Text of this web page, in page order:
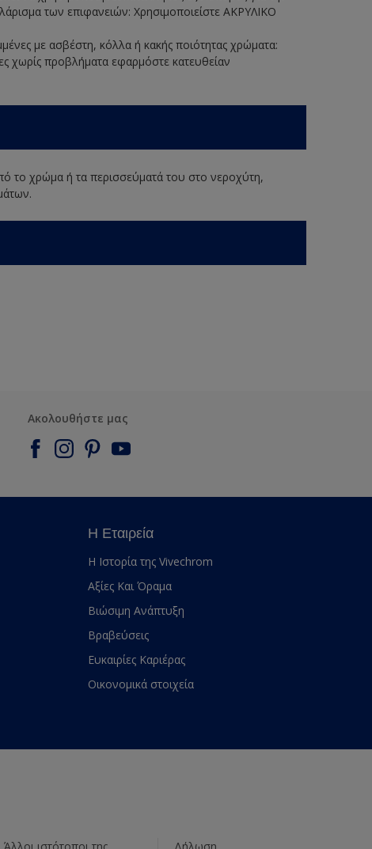
των επιφανειών: Χρησιμοποιείστε ΑΚΡΥΛΙΚΟ
με ασβέστη, κόλλα ή κακής ποιότητας χρώματα:
χωρίς προβλήματα εφαρμόστε κατευθείαν
το χρώμα ή τα περισσεύματά του στο νεροχύτη,
Ακολουθήστε μας
Η Εταιρεία
Η Ιστορία της Vivechrom
Αξίες Και Όραμα
Βιώσιμη Ανάπτυξη
Βραβεύσεις
Ευκαιρίες Καριέρας
Οικονομικά στοιχεία